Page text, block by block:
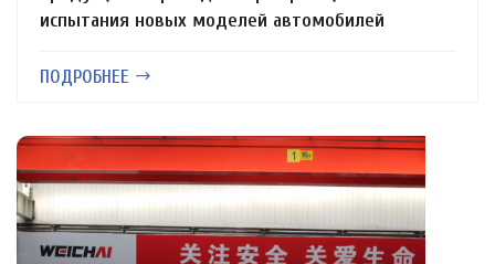
испытания новых моделей автомобилей
ПОДРОБНЕЕ